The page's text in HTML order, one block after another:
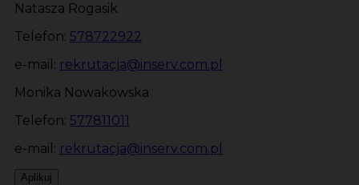
Natasza Rogasik
Telefon: 578722922
e-mail: rekrutacja@inserv.com.pl
Monika Nowakowska
Telefon: 577811011
e-mail: rekrutacja@inserv.com.pl
Aplikuj